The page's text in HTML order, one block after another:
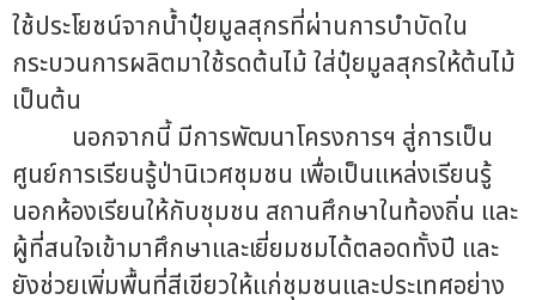
ใช้ประโยชน์จากน้ำปุ๋ยมูลสุกรที่ผ่านการบำบัดใน
กระบวนการผลิตมาใช้รดต้นไม้ ใส่ปุ๋ยมูลสุกรให้ต้นไม้
เป็นต้น
นอกจากนี้ มีการพัฒนาโครงการฯ สู่การเป็น
ศูนย์การเรียนรู้ป่านิเวศชุมชน เพื่อเป็นแหล่งเรียนรู้
นอกห้องเรียนให้กับชุมชน สถานศึกษาในท้องถิ่น และ
ผู้ที่สนใจเข้ามาศึกษาและเยี่ยมชมได้ตลอดทั้งปี และ
ยังช่วยเพิ่มพื้นที่สีเขียวให้แก่ชุมชนและประเทศอย่าง